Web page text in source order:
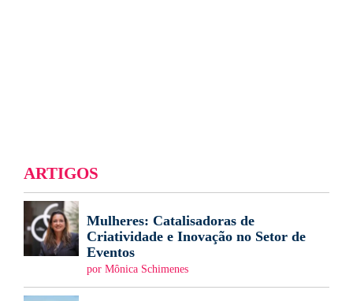
ARTIGOS
Mulheres: Catalisadoras de
Criatividade e Inovação no Setor de
Eventos
por Mônica Schimenes